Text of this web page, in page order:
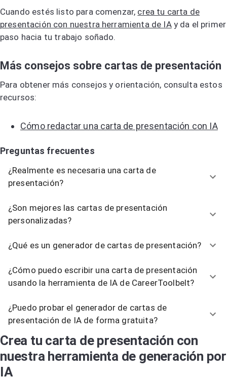
Cuando estés listo para comenzar, crea tu carta de
presentación con nuestra herramienta de IAy da el primer
paso hacia tu trabajo soñado.
Más consejos sobre cartas de presentación
Para obtener más consejos y orientación, consulta estos
recursos:
Cómo redactar una carta de presentación con IA
Preguntas frecuentes
¿Realmente es necesaria una carta de
presentación?
¿Son mejores las cartas de presentación
personalizadas?
¿Qué es un generador de cartas de presentación?
¿Cómo puedo escribir una carta de presentación
usando la herramienta de IA de CareerToolbelt?
¿Puedo probar el generador de cartas de
presentación de IA de forma gratuita?
Crea tu carta de presentación con
nuestra herramienta de generación por
IA